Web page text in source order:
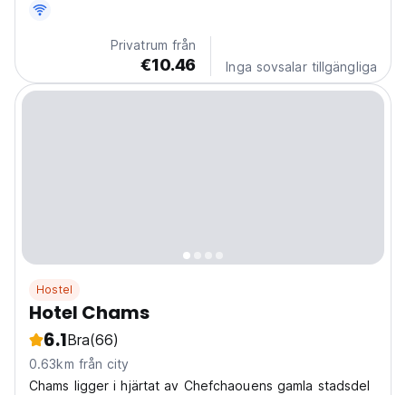
Privatrum från
€10.46 Inga sovsalar tillgängliga
Hostel
Hotel Chams
6.1Bra(66)
0.63km från city
Chams ligger i hjärtat av Chefchaouens gamla stadsdel